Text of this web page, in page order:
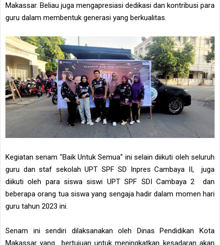
Makassar. Beliau juga mengapresiasi dedikasi dan kontribusi para
guru dalam membentuk generasi yang berkualitas.
Kegiatan senam "Baik Untuk Semua" ini selain diikuti oleh seluruh
guru dan staf sekolah UPT SPF SD Inpres Cambaya II, juga
diikuti oleh para siswa siswi UPT SPF SDI Cambaya 2 dan
beberapa orang tua siswa yang sengaja hadir dalam momen hari
guru tahun 2023 ini.
Senam ini sendiri dilaksanakan oleh Dinas Pendidikan Kota
Makassar yang bertujuan untuk meningkatkan kesadaran akan